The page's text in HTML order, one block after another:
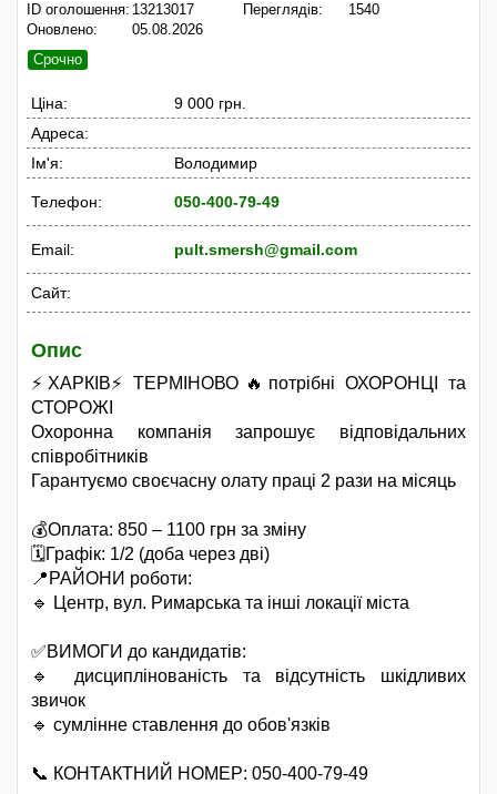
ID оголошення: 13213017
Оновлено:
05.08.2026
Переглядів: 1540
Срочно
Ціна:
9 000 грн.
Адреса:
Ім'я:
Володимир
Телефон: 050-400-79-49
Email: pult.smersh@gmail.com
Сайт:
Опис
⚡️ХАРКІВ⚡️ТЕРМІНОВО🔥потрібні ОХОРОНЦІ та
СТОРОЖІ
Охоронна компанія запрошує відповідальних
співробітників
Гарантуємо своєчасну олату праці 2 рази на місяць
💰Оплата: 850 – 1100 грн за зміну
🗓Графік: 1/2 (доба через дві)
📍РАЙОНИ роботи:
🔹 Центр, вул. Римарська та інші локації міста
✅ВИМОГИ до кандидатів:
🔹 дисциплінованість та відсутність шкідливих
звичок
🔹 сумлінне ставлення до обов'язків
📞 КОНТАКТНИЙ НОМЕР: 050-400-79-49